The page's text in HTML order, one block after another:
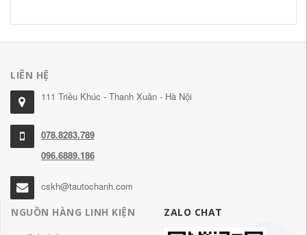
LIÊN HỆ
111 Triều Khúc - Thanh Xuân - Hà Nội
078.8283.789
096.6889.186
cskh@tautochanh.com
NGUỒN HÀNG LINH KIỆN
ZALO CHAT